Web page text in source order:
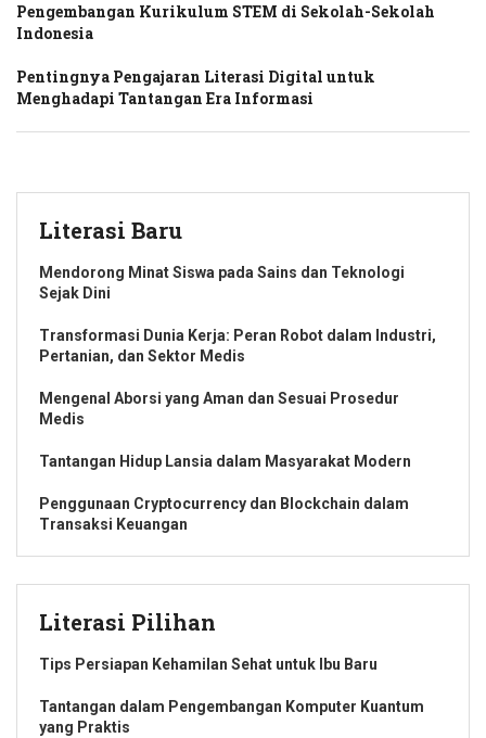
Pengembangan Kurikulum STEM di Sekolah-Sekolah
Indonesia
Pentingnya Pengajaran Literasi Digital untuk
Menghadapi Tantangan Era Informasi
Literasi Baru
Mendorong Minat Siswa pada Sains dan Teknologi
Sejak Dini
Transformasi Dunia Kerja: Peran Robot dalam Industri,
Pertanian, dan Sektor Medis
Mengenal Aborsi yang Aman dan Sesuai Prosedur
Medis
Tantangan Hidup Lansia dalam Masyarakat Modern
Penggunaan Cryptocurrency dan Blockchain dalam
Transaksi Keuangan
Literasi Pilihan
Tips Persiapan Kehamilan Sehat untuk Ibu Baru
Tantangan dalam Pengembangan Komputer Kuantum
yang Praktis